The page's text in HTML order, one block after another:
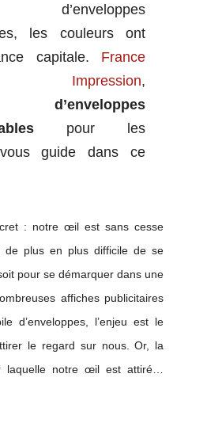
d’enveloppes
les couleurs ont
capitale. France
Impression,
d’enveloppes
pour les
guide dans ce
: notre œil est sans cesse
de plus en plus difficile de se
pour se démarquer dans une
affiches publicitaires
d’enveloppes, l’enjeu est le
le regard sur nous. Or, la
laquelle notre œil est attiré…